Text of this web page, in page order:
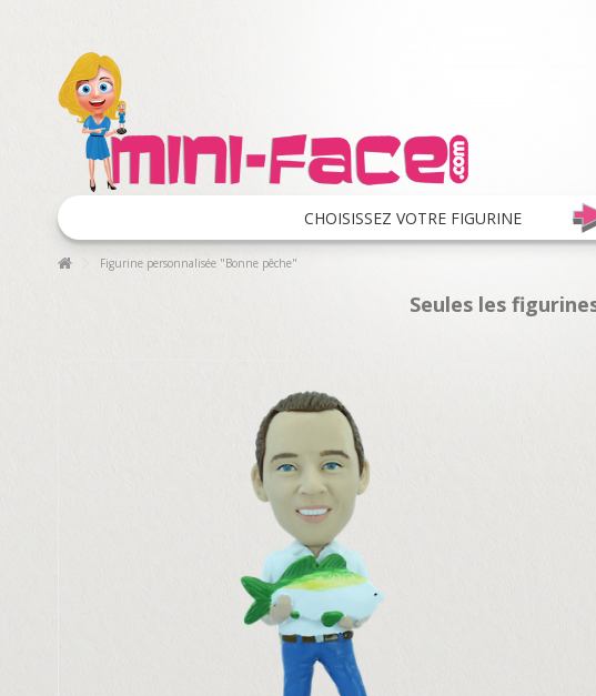
CHOISISSEZ VOTRE FIGURINE
Figurine personnalisée "Bonne pêche"
Seules les